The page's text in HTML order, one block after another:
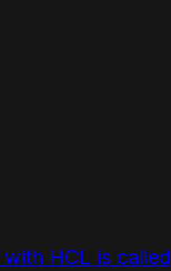
HCL is called